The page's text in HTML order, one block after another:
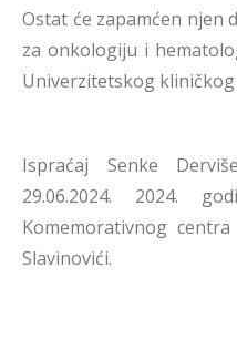
Ostat će zapamćen njen
za onkologiju i
Univerzitetskog
Ispraćaj Senke
29.06.2024. 2024.
Komemorativnog
Slavinovići.